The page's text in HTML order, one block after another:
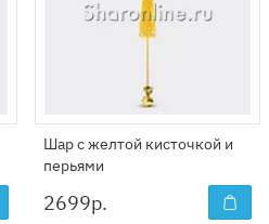
Шар с желтой кисточкой и
перьями
2699р.